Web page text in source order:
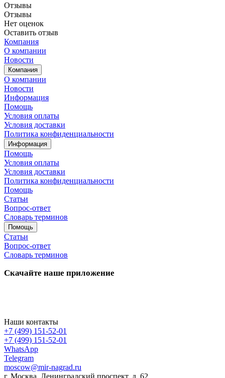
Отзывы
Отзывы
Нет оценок
Оставить отзыв
Компания
О компании
Новости
Компания
О компании
Новости
Информация
Помощь
Условия оплаты
Условия доставки
Политика конфиденциальности
Информация
Помощь
Условия оплаты
Условия доставки
Политика конфиденциальности
Помощь
Статьи
Вопрос-ответ
Словарь терминов
Помощь
Статьи
Вопрос-ответ
Словарь терминов
Скачайте наше приложение
Наши контакты
+7 (499) 151-52-01
+7 (499) 151-52-01
WhatsApp
Telegram
moscow@mir-nagrad.ru
г. Москва, Ленинградский проспект, д. 62.